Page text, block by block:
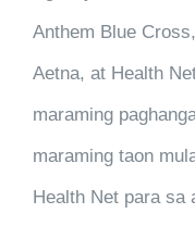
Anthem Blue
Aetna, at Health
maraming
maraming taon
Health Net para sa